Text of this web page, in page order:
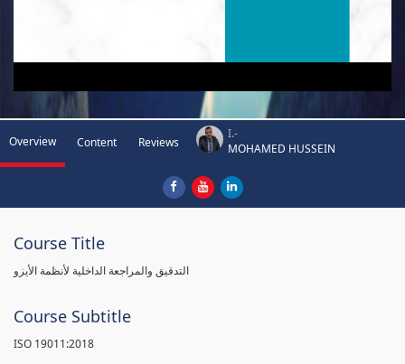
Overview Content Reviews
I.-
MOHAMED HUSSEIN
Course Title
التدقيق والمراجعة الداخلية لأنظمة الأيزو
Course Subtitle
ISO 19011:2018